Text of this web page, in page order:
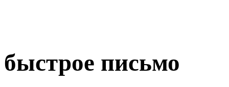
быстрое письмо